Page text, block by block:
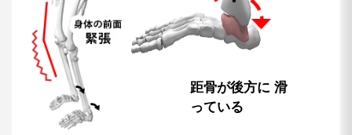
距骨が後方に 滑
っている